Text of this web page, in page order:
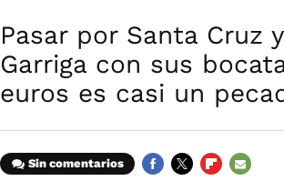
Pasar por Santa Cruz
Garriga con sus
euros es casi un
Sin comentarios